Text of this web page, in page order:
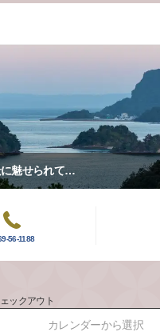
に魅せられて…
56-1188
ックアウト
カレンダーから選択